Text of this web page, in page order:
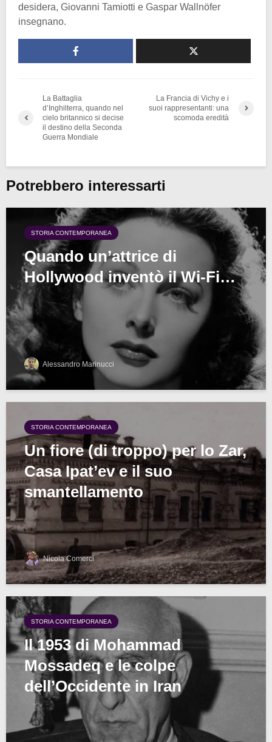
desidera, Giovanni Tamiotti e Gaspar Wallnöfer
insegnano.
La Battaglia
d’Inghilterra, quando nel
cielo britannico si decise
il destino della Seconda
Guerra Mondiale
La Francia di Vichy e i
suoi rappresentanti: una
scomoda eredità
Potrebbero interessarti
STORIA CONTEMPORANEA
Quando un’attrice di
Hollywood inventò il Wi-Fi…
Alessandro Marinucci
STORIA CONTEMPORANEA
Un fiore (di troppo) per lo Zar,
Casa Ipat’ev e il suo
smantellamento
Nicola Comerci
STORIA CONTEMPORANEA
Il 1953 di Mohammad
Mossadeq e le colpe
dell’Occidente in Iran